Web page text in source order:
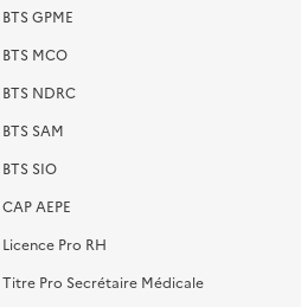
BTS GPME
BTS MCO
BTS NDRC
BTS SAM
BTS SIO
CAP AEPE
Licence Pro RH
Titre Pro Secrétaire Médicale